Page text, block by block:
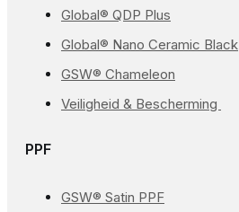
Global® QDP Plus
Global® Nano Ceramic Black
GSW® Chameleon
Veiligheid & Bescherming
PPF
GSW® Satin PPF